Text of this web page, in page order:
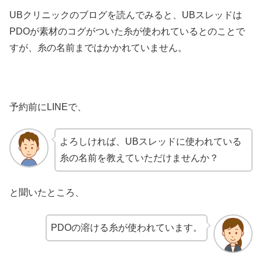
UBクリニックのブログを読んでみると、UBスレッドは
PDOが素材のコグがついた糸が使われているとのことで
すが、糸の名前まではかかれていません。
予約前にLINEで、
よろしければ、UBスレッドに使われている
糸の名前を教えていただけませんか？
と聞いたところ、
PDOの溶ける糸が使われています。